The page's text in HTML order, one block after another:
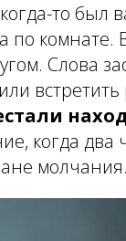
то был
по комнате.
Слова
когда два
молчания.